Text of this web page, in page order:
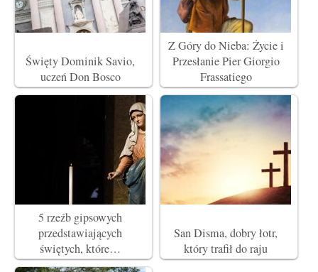
Święty Dominik Savio,
uczeń Don Bosco
Z Góry do Nieba: Życie i
Przesłanie Pier Giorgio
Frassatiego
5 rzeźb gipsowych
przedstawiających
świętych, które…
San Disma, dobry łotr,
który trafił do raju